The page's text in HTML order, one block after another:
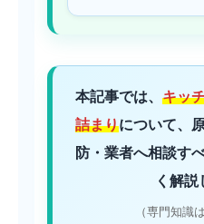
本記事では、 キッ
詰まりについて、
防・業者へ相談す
く解説
（専門知識